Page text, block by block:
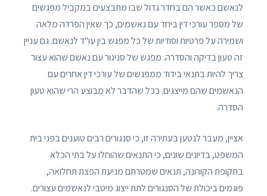
לנאשם כאשר הם בחדר גדול שבו מתבצעים במקביל מפגשים
של מספר עורכי דין ביחד עם נאשמים, כך שאין הפרדה מלאה
ושמירה על פרטיות וסודיות של כל מפגש בין עו"ד לנאשם. גם עניין
זה טעון בדיקה והסדרה. מפגש של סניגור עם נאשם שהוא עצור
צריך להיות בתנאי בידוד ממפגשים של עורכי דין אחרים עם
הנאשמים שהם מייצגים. ככל שהדבר לא מבוצע הרי שהוא טעון
הסדרה.
אציין, מעבר לנטען בעתירה זו, כי סנגורים רבים טוענים בפני בית
המשפט, בדיונים שונים, כי התנאים שהוחלו על בתי הכלא
בתקופת הקורונה, תנאים שמטרתם מניעת הפצת תחלואה,
פוגמים ביכולת של הסנגורים לתת ייצוג מיטבי לנאשמים עצורים.